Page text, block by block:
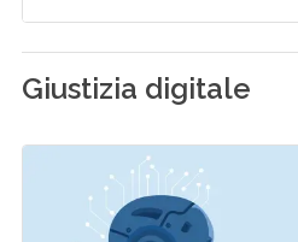
Giustizia digitale